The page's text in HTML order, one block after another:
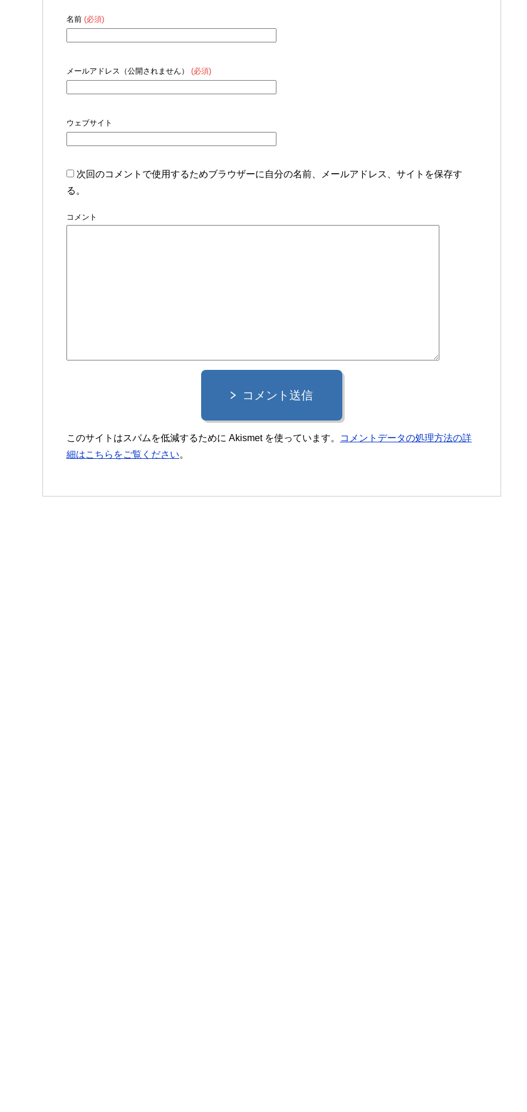
名前 (必須)
メールアドレス（公開されません） (必須)
ウェブサイト
次回のコメントで使用するためブラウザーに自分の名前、メールアドレス、サイトを保存す
る。
コメント
コメント送信
このサイトはスパムを低減するために Akismet を使っています。
コメントデータの処理方法の詳
細はこちらをご覧ください。